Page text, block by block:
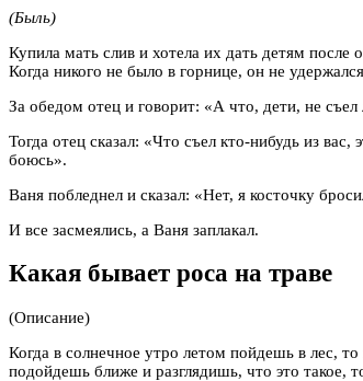
(Быль)
Купила мать слив и хотела их дать детям
Когда никого не было в горнице, он не
За обедом отец и говорит: «А что, дети, не съел
Тогда отец сказал: «Что съел кто-нибудь из
боюсь».
Ваня побледнел и сказал: «Нет, я косточку
И все засмеялись, а Ваня заплакал.
Какая бывает роса на траве
(Описание)
Когда в солнечное утро летом пойдешь в лес,
подойдешь ближе и разглядишь, что это такое,